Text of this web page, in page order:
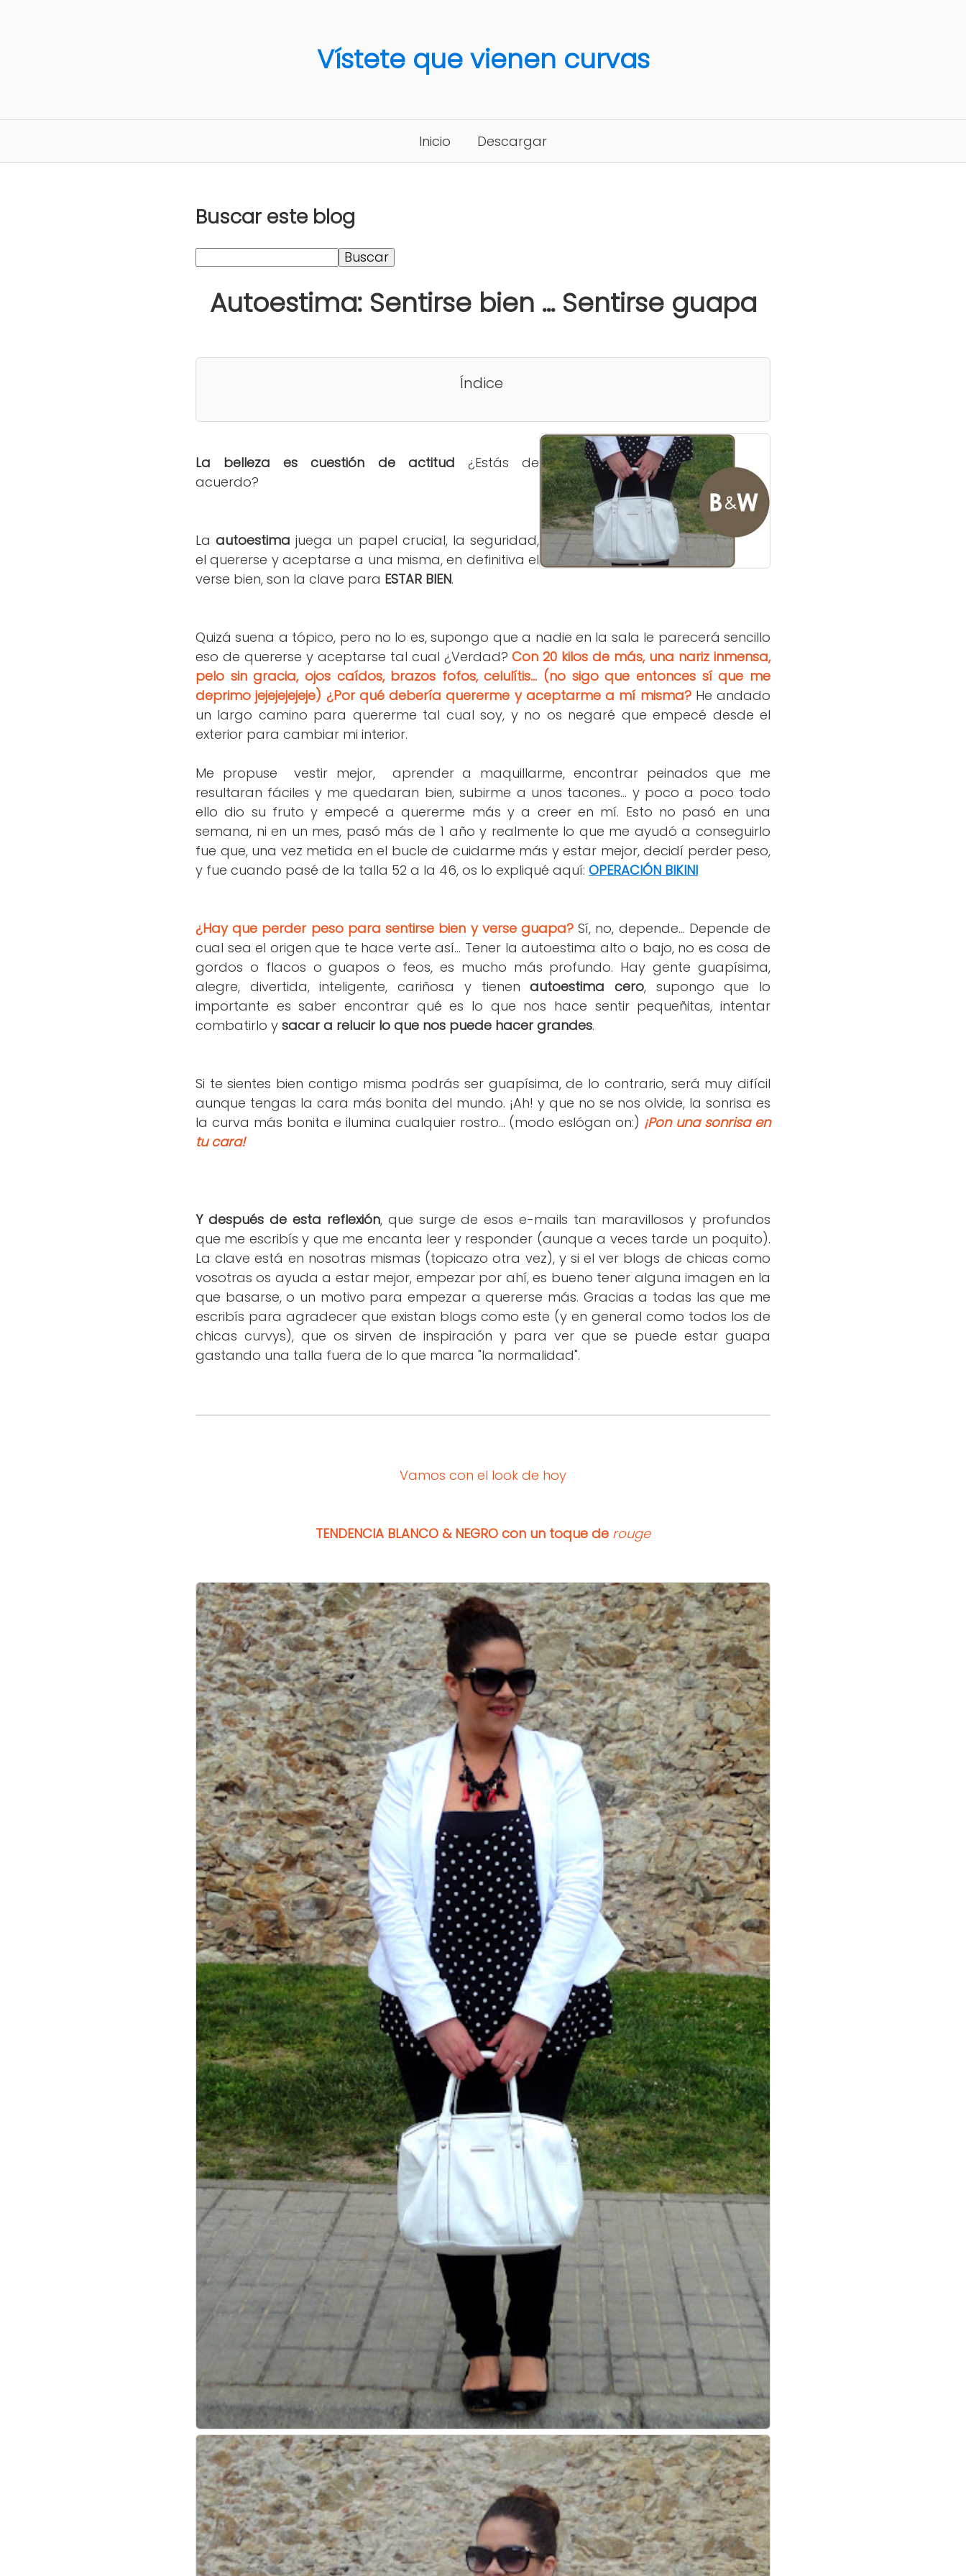
Vístete que vienen curvas
Inicio Descargar
Buscar este blog
Autoestima: Sentirse bien ... Sentirse guapa
Índice
La belleza es cuestión de actitud ¿Estás de
acuerdo?
Laautoestima juega un papel crucial, la seguridad,
el quererse y aceptarse a una misma, en definitiva el
verse bien, son la clave para ESTAR BIEN.
Quizá suena a tópico, pero no lo es, supongo que a nadie en la sala le parecerá sencillo
eso de quererse y aceptarse tal cual ¿Verdad?Con 20 kilos de más, una nariz inmensa,
pelo sin gracia, ojos caídos, brazos fofos, celulítis... (no sigo que entonces sí que me
deprimo jejejejejeje) ¿Por qué debería quererme y aceptarme a mí misma?He andado
un largo camino para quererme tal cual soy, y no os negaré que empecé desde el
exterior para cambiar mi interior.
Me propuse vestir mejor, aprender a maquillarme, encontrar peinados que me
resultaran fáciles y me quedaran bien, subirme a unos tacones... y poco a poco todo
ello dio su fruto y empecé a quererme más y a creer en mí. Esto no pasó en una
semana, ni en un mes, pasó más de 1 año y realmente lo que me ayudó a conseguirlo
fue que, una vez metida en el bucle de cuidarme más y estar mejor, decidí perder peso,
y fue cuando pasé de la talla 52 a la 46, os lo expliqué aquí: OPERACIÓN BIKINI
¿Hay que perder peso para sentirse bien y verse guapa?Sí, no, depende... Depende de
cual sea el origen que te hace verte así... Tener la autoestima alto o bajo, no es cosa de
gordos o flacos o guapos o feos, es mucho más profundo. Hay gente guapísima,
alegre, divertida, inteligente, cariñosa y tienenautoestima cero, supongo que lo
importante es saber encontrar qué es lo que nos hace sentir pequeñitas, intentar
combatirlo y sacar a relucir lo que nos puede hacer grandes.
Si te sientes bien contigo misma podrás ser guapísima, de lo contrario, será muy difícil
aunque tengas la cara más bonita del mundo. ¡Ah! y que no se nos olvide, la sonrisa es
la curva más bonita e ilumina cualquier rostro... (modo eslógan on:) ¡Pon una sonrisa en
tu cara!
Y después de esta reflexión, que surge de esos e-mails tan maravillosos y profundos
que me escribís y que me encanta leer y responder (aunque a veces tarde un poquito).
La clave está en nosotras mismas (topicazo otra vez), y si el ver blogs de chicas como
vosotras os ayuda a estar mejor, empezar por ahí, es bueno tener alguna imagen en la
que basarse, o un motivo para empezar a quererse más. Gracias a todas las que me
escribís para agradecer que existan blogs como este (y en general como todos los de
chicas curvys), que os sirven de inspiración y para ver que se puede estar guapa
gastando una talla fuera de lo que marca "la normalidad".
Vamos con el look de hoy
TENDENCIA BLANCO & NEGRO con un toque de rouge